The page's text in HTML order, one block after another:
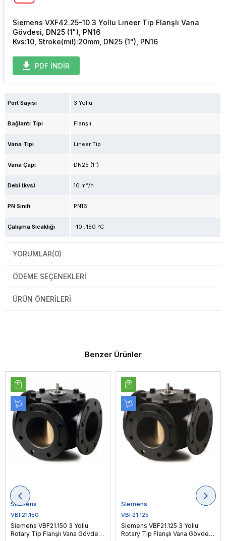
Siemens VXF42.25-10 3 Yollu Lineer Tip Flanşlı Vana
Gövdesi, DN25 (1"), PN16
Kvs:10, Stroke(mil):20mm, DN25 (1"), PN16
PDF İNDİR
Port Sayısı 3 Yollu
Bağlantı Tipi Flanşlı
Vana Tipi Lineer Tip
Vana Çapı DN25 (1")
Debi (kvs) 10 m³/h
PN Sınıfı PN16
Çalışma Sıcaklığı -10...150 °C
YORUMLAR(0)
ÖDEME SEÇENEKLERI
ÜRÜN ÖNERILERI
Benzer Ürünler
Siemens
VBF21.150
Siemens VBF21.150 3 Yollu
Rotary Tip Flanşlı Vana Gövdesi
Siemens
VBF21.125
Siemens VBF21.125 3 Yollu
Rotary Tip Flanşlı Vana Gövdesi